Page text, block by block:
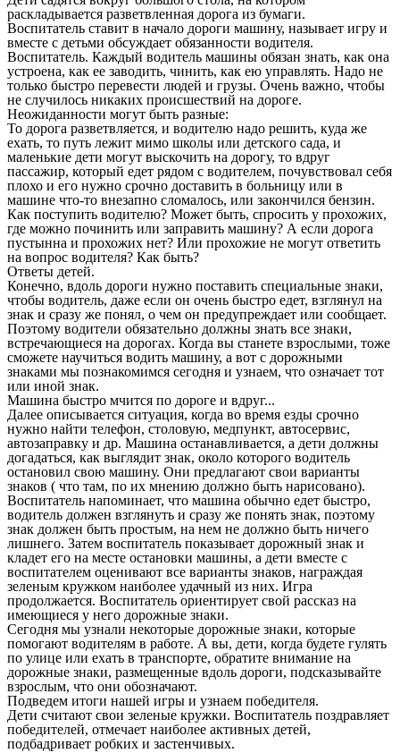
раскладывается разветвленная дорога из бумаги.
Воспитатель ставит в начало дороги машину, называет игру и
вместе с детьми обсуждает обязанности водителя.
Воспитатель. Каждый водитель машины обязан знать, как она
устроена, как ее заводить, чинить, как ею управлять. Надо не
только быстро перевести людей и грузы. Очень важно, чтобы
не случилось никаких происшествий на дороге.
Неожиданности могут быть разные:
То дорога разветвляется, и водителю надо решить, куда же
ехать, то путь лежит мимо школы или детского сада, и
маленькие дети могут выскочить на дорогу, то вдруг
пассажир, который едет рядом с водителем, почувствовал себя
плохо и его нужно срочно доставить в больницу или в
машине что-то внезапно сломалось, или закончился бензин.
Как поступить водителю? Может быть, спросить у прохожих,
где можно починить или заправить машину? А если дорога
пустынна и прохожих нет? Или прохожие не могут ответить
на вопрос водителя? Как быть?
Ответы детей.
Конечно, вдоль дороги нужно поставить специальные знаки,
чтобы водитель, даже если он очень быстро едет, взглянул на
знак и сразу же понял, о чем он предупреждает или сообщает.
Поэтому водители обязательно должны знать все знаки,
встречающиеся на дорогах. Когда вы станете взрослыми, тоже
сможете научиться водить машину, а вот с дорожными
знаками мы познакомимся сегодня и узнаем, что означает тот
или иной знак.
Машина быстро мчится по дороге и вдруг...
Далее описывается ситуация, когда во время езды срочно
нужно найти телефон, столовую, медпункт, автосервис,
автозаправку и др. Машина останавливается, а дети должны
догадаться, как выглядит знак, около которого водитель
остановил свою машину. Они предлагают свои варианты
знаков ( что там, по их мнению должно быть нарисовано).
Воспитатель напоминает, что машина обычно едет быстро,
водитель должен взглянуть и сразу же понять знак, поэтому
знак должен быть простым, на нем не должно быть ничего
лишнего. Затем воспитатель показывает дорожный знак и
кладет его на месте остановки машины, а дети вместе с
воспитателем оценивают все варианты знаков, награждая
зеленым кружком наиболее удачный из них. Игра
продолжается. Воспитатель ориентирует свой рассказ на
имеющиеся у него дорожные знаки.
Сегодня мы узнали некоторые дорожные знаки, которые
помогают водителям в работе. А вы, дети, когда будете гулять
по улице или ехать в транспорте, обратите внимание на
дорожные знаки, размещенные вдоль дороги, подсказывайте
взрослым, что они обозначают.
Подведем итоги нашей игры и узнаем победителя.
Дети считают свои зеленые кружки. Воспитатель поздравляет
победителей, отмечает наиболее активных детей,
подбадривает робких и застенчивых.